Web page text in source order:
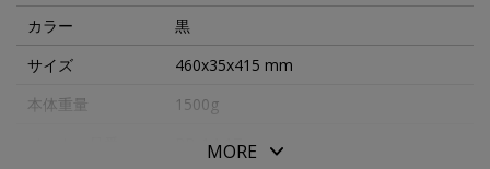
カラー
黒
サイズ
460x35x415 mm
本体重量
1500g
RB-14-17
MORE